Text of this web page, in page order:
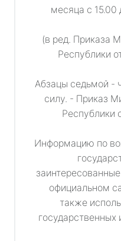
месяца с 15.00
(в ред. Приказа
Республики
Абзацы седьмой -
силу. - Приказ
Республики
Информацию по
официальном
также
государственных